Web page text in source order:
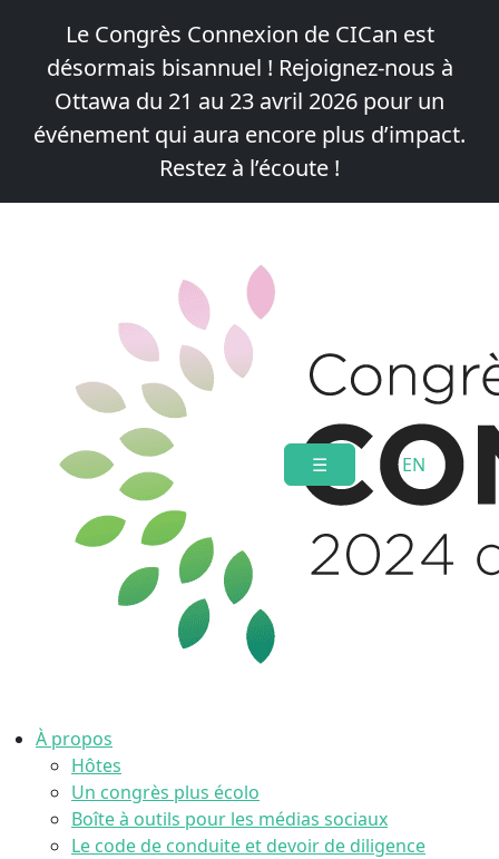
Le Congrès Connexion de CICan est
désormais bisannuel ! Rejoignez-nous à
Ottawa du 21 au 23 avril 2026 pour un
événement qui aura encore plus d’impact.
Restez à l’écoute !
☰ EN
À propos
Hôtes
Un congrès plus écolo
Boîte à outils pour les médias sociaux
Le code de conduite et devoir de diligence